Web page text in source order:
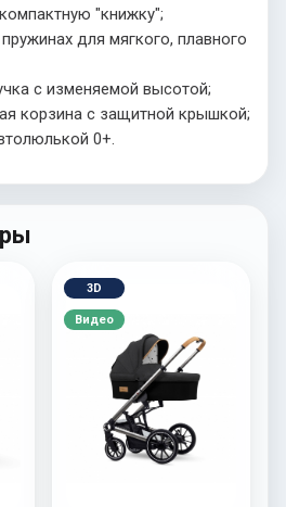
"книжку";
для мягкого, плавного
с изменяемой высотой;
корзина с защитной крышкой;
0+.
3D
Видео